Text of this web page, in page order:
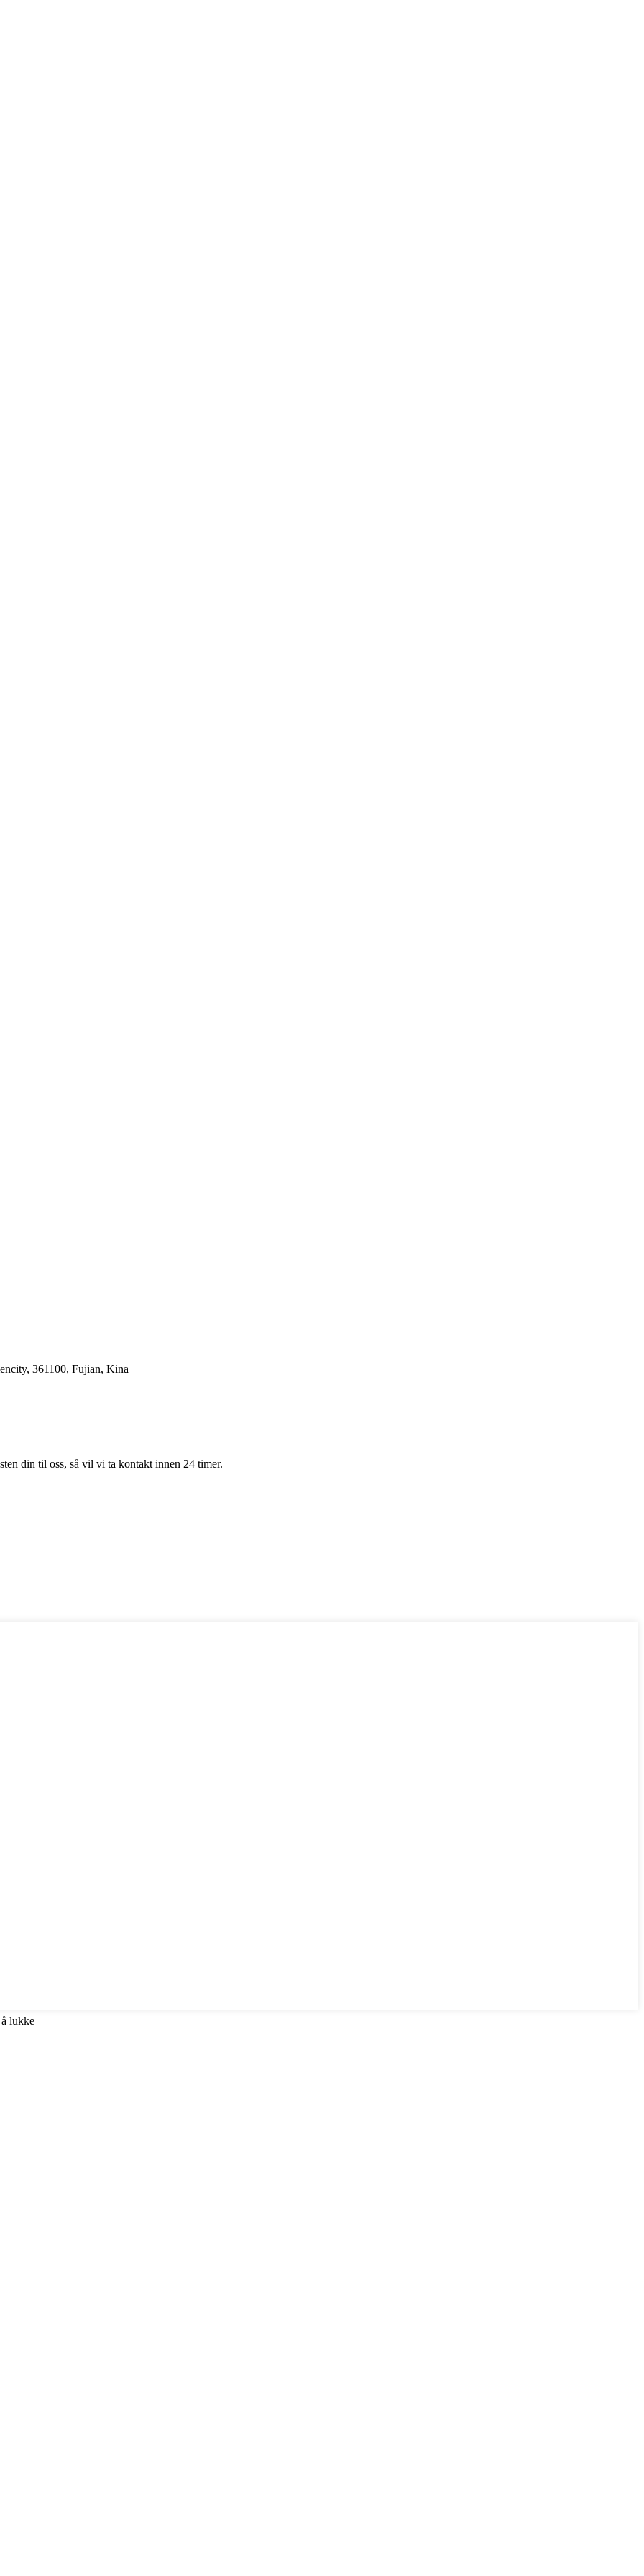
361100, Fujian, Kina
din til oss, så vil vi ta kontakt innen 24 timer.
lukke